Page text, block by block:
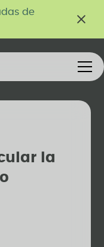
de
la